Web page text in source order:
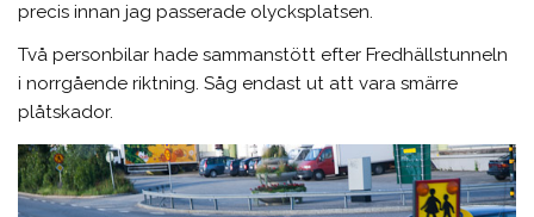
precis innan jag passerade olycksplatsen.
Två personbilar hade sammanstött efter Fredhällstunneln
i norrgående riktning. Såg endast ut att vara smärre
plåtskador.